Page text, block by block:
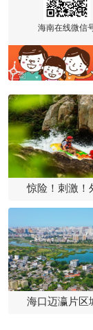
海南在线微信
惊险！刺激！
海口迈瀛片区